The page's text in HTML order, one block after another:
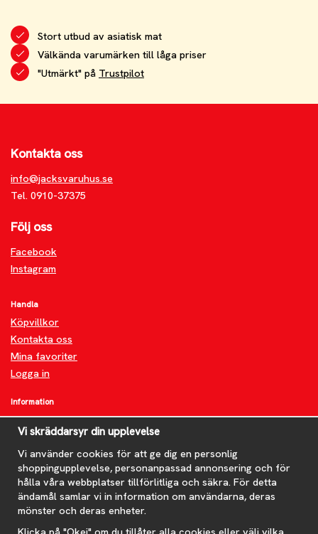
Stort utbud av asiatisk mat
Välkända varumärken till låga priser
"Utmärkt" på Trustpilot
Kontakta oss
info@jacksvaruhus.se
Tel. 0910-37375
Följ oss
Facebook
Instagram
Handla
Köpvillkor
Kontakta oss
Mina favoriter
Logga in
Information
Om oss
FAQ
Nyheter
Nyhetsbrev
Om cookies
Prenumerera på nyhetsbrevet för våra bästa erbjudanden och
nyheter!
Vi skräddarsyr din upplevelse
Vi använder cookies för att ge dig en personlig
shoppingupplevelse, personanpassad annonsering och för
hålla våra webbplatser tillförlitliga och säkra. För detta
ändamål samlar vi in information om användarna, deras
mönster och deras enheter.